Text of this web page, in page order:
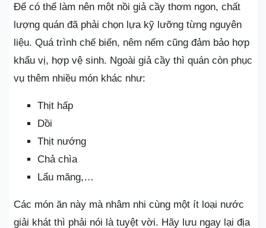
Để có thể làm nên một nồi giả cầy thơm ngon, chất
lượng quán đã phải chọn lựa kỹ lưỡng từng nguyên
liệu. Quá trình chế biến, nêm nếm cũng đảm bảo hợp
khẩu vị, hợp vệ sinh. Ngoài giả cầy thì quán còn phục
vụ thêm nhiều món khác như:
Thịt hấp
Dồi
Thịt nướng
Chả chìa
Lẩu măng,…
Các món ăn này mà nhâm nhi cùng một ít loại nước
giải khát thì phải nói là tuyệt vời. Hãy lưu ngay lại địa